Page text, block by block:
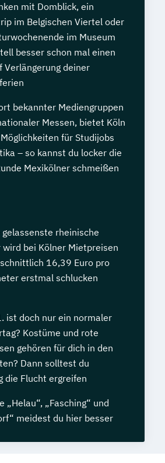
mit Domblick, ein
im Belgischen Viertel oder
im Museum
besser schon mal einen
Verlängerung deiner
bekannter Mediengruppen
Messen, bietet Köln
für Studijobs
– so kannst du locker die
Mexikölner schmeißen
rheinische
wird bei Kölner Mietpreisen
16,39 Euro pro
erstmal schlucken
ist doch nur ein normaler
Kostüme und rote
gehören für dich in den
Dann solltest du
die Flucht ergreifen
„Helau“, „Fasching“ und
meidest du hier besser